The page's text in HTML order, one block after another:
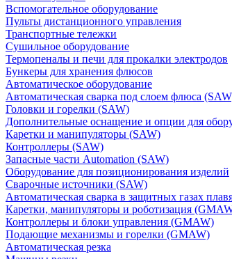
Вспомогательное оборудование
Пульты дистанционного управления
Транспортные тележки
Сушильное оборудование
Термопеналы и печи для прокалки электродов
Бункеры для хранения флюсов
Автоматическое оборудование
Автоматическая сварка под слоем флюса
Головки и горелки (SAW)
Дополнительные оснащение и опции для
Каретки и манипуляторы (SAW)
Контроллеры (SAW)
Запасные части Automation (SAW)
Оборудование для позиционирования изделий
Сварочные источники (SAW)
Автоматическая сварка в защитных газах
Каретки, манипуляторы и роботизация
Контроллеры и блоки управления (GMAW)
Подающие механизмы и горелки (GMAW)
Автоматическая резка